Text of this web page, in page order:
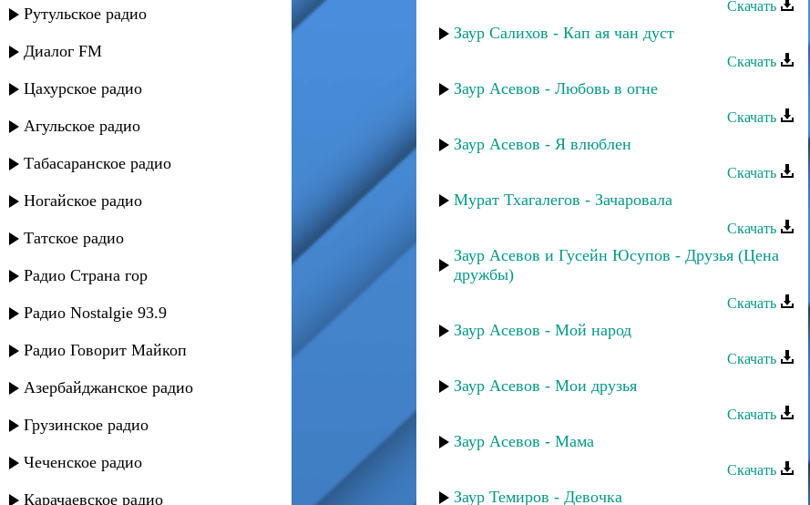
Рутульское радио
Диалог FM
Цахурское радио
Агульское радио
Табасаранское радио
Ногайское радио
Татское радио
Радио Страна гор
Радио Nostalgie 93.9
Радио Говорит Майкоп
Азербайджанское радио
Грузинское радио
Чеченское радио
Карачаевское радио
Скачать
Заур Салихов - Кап ая чан дуст
Скачать
Заур Асевов - Любовь в огне
Скачать
Заур Асевов - Я влюблен
Скачать
Мурат Тхагалегов - Зачаровала
Скачать
Заур Асевов и Гусейн Юсупов - Друзья (Цена
дружбы)
Скачать
Заур Асевов - Мой народ
Скачать
Заур Асевов - Мои друзья
Скачать
Заур Асевов - Мама
Скачать
Заур Темиров - Девочка